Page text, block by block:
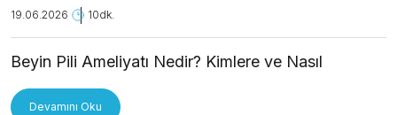
19.06.2026 10dk.
Beyin Pili Ameliyatı Nedir? Kimlere ve Nasıl
Devamını Oku